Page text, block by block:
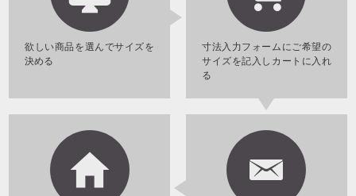
欲しい商品を選んでサイズを
決める
寸法入力フォームにご希望の
サイズを記入しカートに入れ
る